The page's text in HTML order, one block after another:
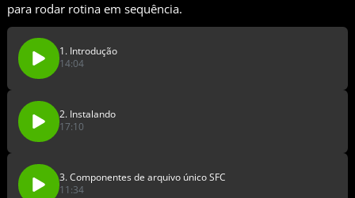
para rodar rotina em sequência.
1. Introdução
14:04
2. Instalando
17:10
3. Componentes de arquivo único SFC
11:34